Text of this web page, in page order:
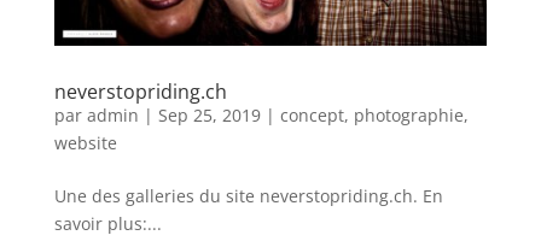
neverstopriding.ch
par admin | Sep 25, 2019| concept, photographie,
website
Une des galleries du site neverstopriding.ch. En
savoir plus:...